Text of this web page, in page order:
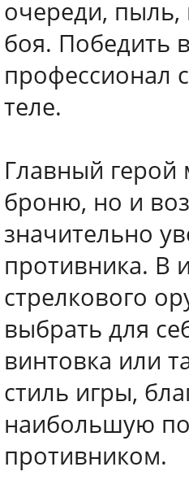
очереди, пыль,
боя. Победить
профессионал
теле.
Главный герой
броню, но и
значительно
противника. В
стрелкового
выбрать для
винтовка или
стиль игры,
наибольшую
противником.